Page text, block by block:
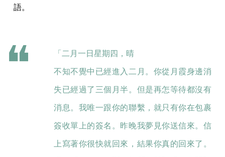
語。
「二月一日星期四，晴
不知不覺中已經進入二月。你從月霞身邊消
失已經過了三個月半。但是再怎等待都沒有
消息。我唯一跟你的聯繫，就只有你在包裹
簽收單上的簽名。昨晚我夢見你送信來。信
上寫著你很快就回來，結果你真的回來了。